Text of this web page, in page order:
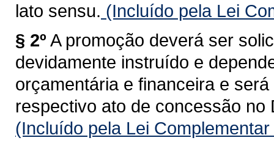
lato sensu. (Incluído pela Lei
§ 2º A promoção deverá ser
devidamente instruído e
orçamentária e financeira e
respectivo ato de concessão
(Incluído pela Lei